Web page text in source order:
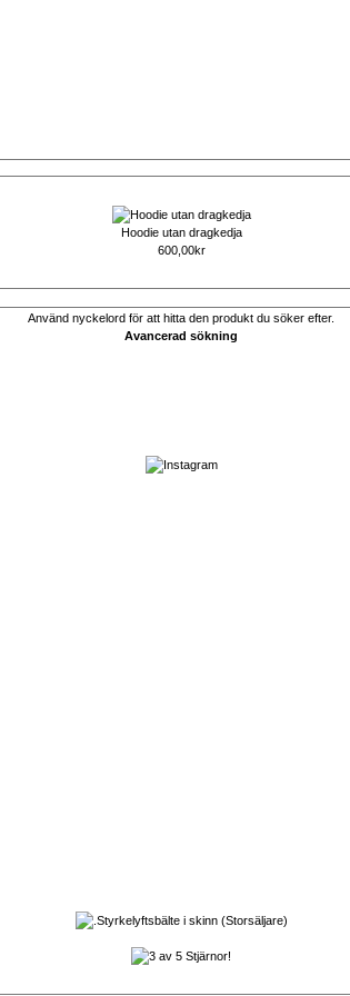
Hoodie utan dragkedja
600,00kr
Använd nyckelord för att hitta den produkt du söker efter.
Avancerad sökning